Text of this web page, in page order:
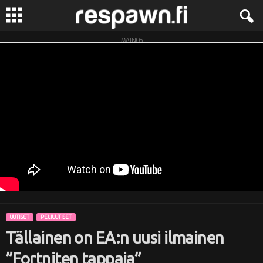
R
w
MAINOS
UUTISET PELIUUTISET
Tällainen on EA:n uusi ilmainen
”Fortniten tappaja”